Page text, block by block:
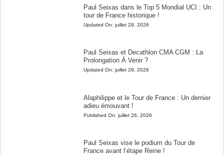
Paul Seixas dans le Top 5 Mondial UCI : Un
tour de France historique !
Updated On: juillet 29, 2026
Paul Seixas et Decathlon CMA CGM : La
Prolongation À Venir ?
Updated On: juillet 29, 2026
Alaphilippe et le Tour de France : Un dernier
adieu émouvant !
Published On: juillet 26, 2026
Paul Seixas vise le podium du Tour de
France avant l’étape Reine !